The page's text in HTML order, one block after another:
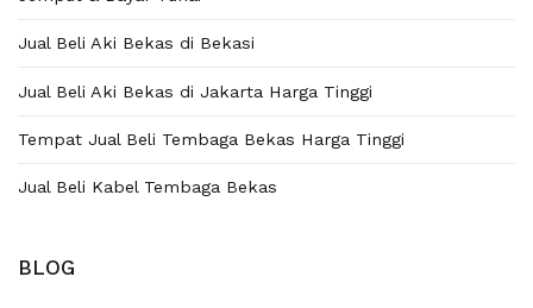
Jual Beli Aki Bekas di Bekasi
Jual Beli Aki Bekas di Jakarta Harga Tinggi
Tempat Jual Beli Tembaga Bekas Harga Tinggi
Jual Beli Kabel Tembaga Bekas
BLOG